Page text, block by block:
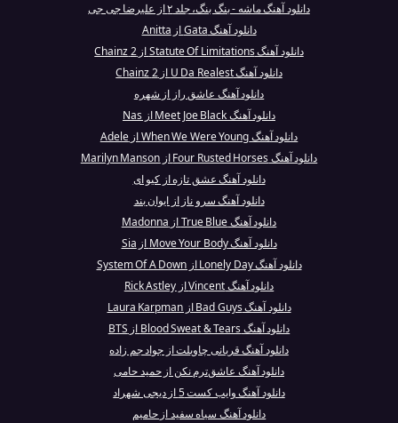
دانلود آهنگ ماشه - بنگ بنگ، جلد ۲ از علیرضا جی جی
دانلود آهنگ Gata از Anitta
دانلود آهنگ Statute Of Limitations از 2 Chainz
دانلود آهنگ U Da Realest از 2 Chainz
دانلود آهنگ عاشق راز از شهره
دانلود آهنگ Meet Joe Black از Nas
دانلود آهنگ When We Were Young از Adele
دانلود آهنگ Four Rusted Horses از Marilyn Manson
دانلود آهنگ عشق تازه از کیو ای
دانلود آهنگ سرو ناز از ایوان بند
دانلود آهنگ True Blue از Madonna
دانلود آهنگ Move Your Body از Sia
دانلود آهنگ Lonely Day از System Of A Down
دانلود آهنگ Vincent از Rick Astley
دانلود آهنگ Bad Guys از Laura Karpman
دانلود آهنگ Blood Sweat & Tears از BTS
دانلود آهنگ قربانی چاویلت از جواد جم زاده
دانلود آهنگ عاشق‌ترم نکن از حمید حامی
دانلود آهنگ وایب کست 5 از دیجی شهراد
دانلود آهنگ سیاه سفید از حامیم